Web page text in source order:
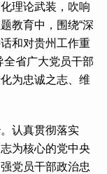
理论武装，吹响
教育中，围绕“深
和对贵州工作重
全省广大党员干部
为忠诚之志、维
认真贯彻落实
为核心的党中央
党员干部政治忠